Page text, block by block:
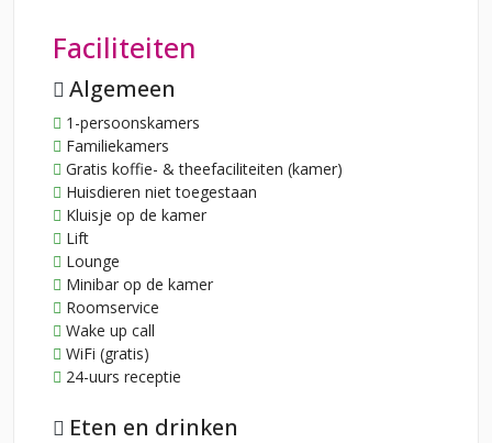
Faciliteiten
Algemeen
1-persoonskamers
Familiekamers
Gratis koffie- & theefaciliteiten (kamer)
Huisdieren niet toegestaan
Kluisje op de kamer
Lift
Lounge
Minibar op de kamer
Roomservice
Wake up call
WiFi (gratis)
24-uurs receptie
Eten en drinken